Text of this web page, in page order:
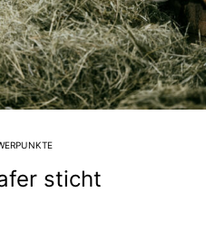
sticht